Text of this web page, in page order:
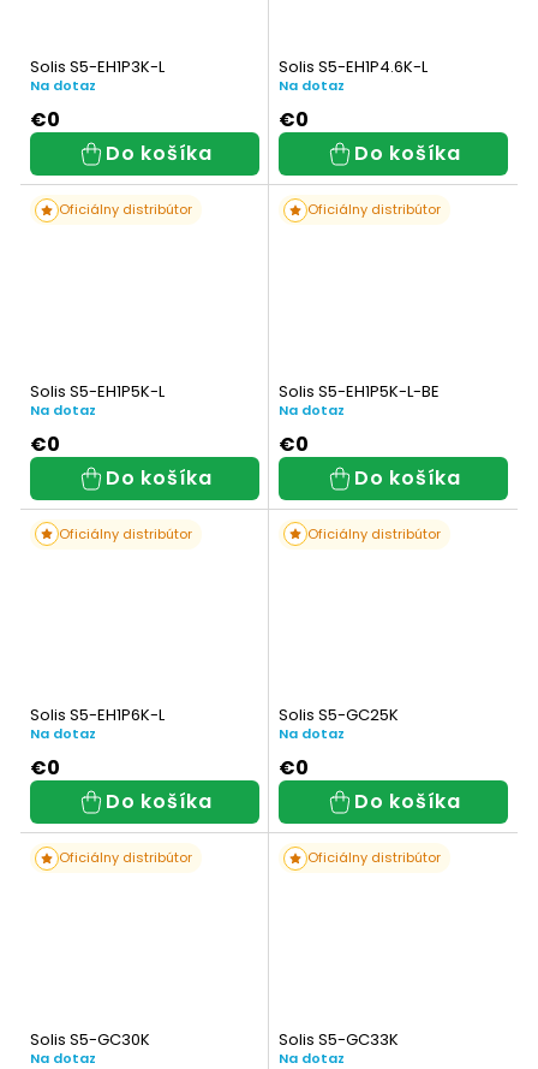
Solis S5-EH1P3K-L
Na dotaz
€0
Do košíka
Solis S5-EH1P4.6K-L
Na dotaz
€0
Do košíka
Oficiálny distribútor
Solis S5-EH1P5K-L
Na dotaz
€0
Do košíka
Oficiálny distribútor
Solis S5-EH1P5K-L-BE
Na dotaz
€0
Do košíka
Oficiálny distribútor
Solis S5-EH1P6K-L
Na dotaz
€0
Do košíka
Oficiálny distribútor
Solis S5-GC25K
Na dotaz
€0
Do košíka
Oficiálny distribútor
Solis S5-GC30K
Na dotaz
Oficiálny distribútor
Solis S5-GC33K
Na dotaz